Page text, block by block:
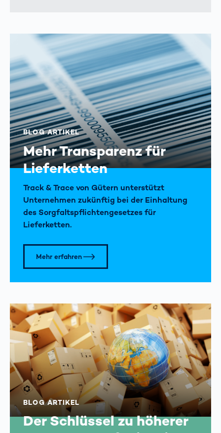
BLOG ARTIKEL
Mehr Transparenz für
Lieferketten
Track & Trace von Gütern unterstützt
Unternehmen zukünftig bei der Einhaltung
des Sorgfaltspflichten­gesetzes für
Lieferketten.
Mehr erfahren
BLOG ARTIKEL
Der Schlüssel zu höherer